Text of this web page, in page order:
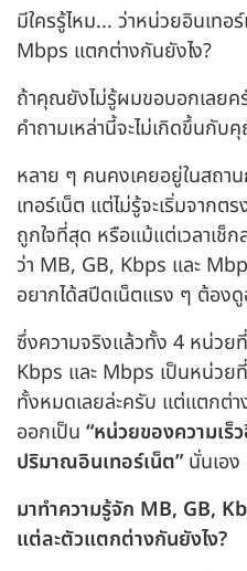
มีใครรู้ไหม... ว่าหน่วยอินเท
Mbps แตกต่างกันยังไง?
ถ้าคุณยังไม่รู้ผมขอบอกเลย
คําถามเหล่านี้จะไม่เกิดขึ้นกั
หลาย ๆ คนคงเคยอยู่ในสถา
เทอร์เน็ต แต่ไม่รู้จะเริ่มจากต
ถูกใจที่สุด หรือแม้แต่เวลาเช็ก
ว่า MB, GB, Kbps และ
อยากได้สปีดเน็ตแรง ๆ ต้องดู
ซึ่งความจริงแล้วทั้ง 4 หน่ว
Kbps และ Mbps เป็นหน่วย
ทั้งหมดเลยล่ะครับ แต่แตกต่
ออกเป็น “หน่วยของความเร็
ปริมาณอินเทอร์เน็ต” นั่นเอง
มาทําความรู้จัก MB, GB,
แต่ละตัวแตกต่างกันยังไง?